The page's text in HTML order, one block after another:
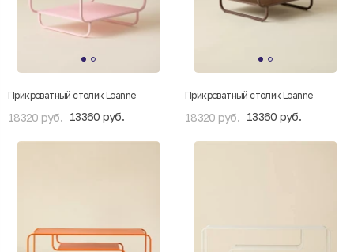
Прикроватный столик Loanne
18320 руб. 13360 руб.
Прикроватный столик Loanne
18320 руб. 13360 руб.